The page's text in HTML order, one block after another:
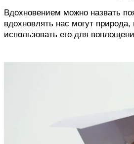
Вдохновением можно назвать
вдохновлять нас могут
использовать его для